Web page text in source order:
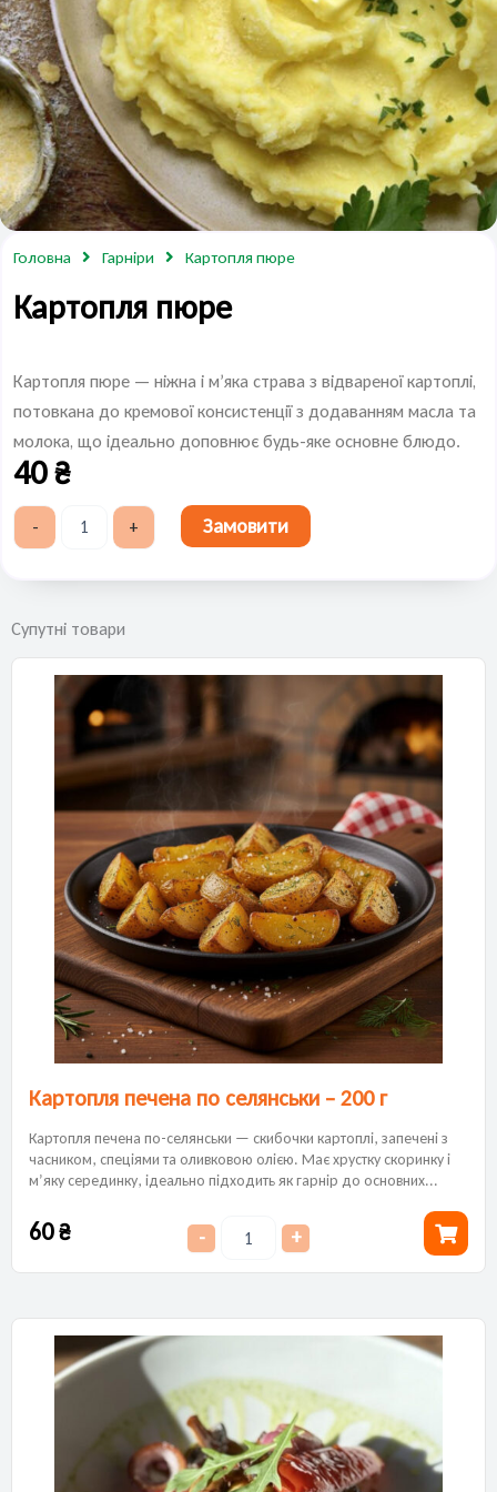
Головна Гарніри Картопля пюре
Картопля пюре
Картопля пюре — ніжна і м’яка страва з відвареної картоплі,
потовкана до кремової консистенції з додаванням масла та
молока, що ідеально доповнює будь-яке основне блюдо.
-
Картопля
пюре
+ Замовити
40₴
Супутні товари
Картопля печена по селянськи – 200 г
Картопля печена по-селянськи — скибочки картоплі, запечені з
часником, спеціями та оливковою олією. Має хрустку скоринку і
м’яку серединку, ідеально підходить як гарнір до основних...
60₴ - +